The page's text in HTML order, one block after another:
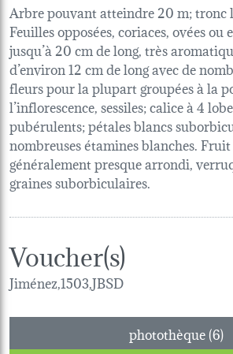
Arbre pouvant atteindre 20 m; tronc
Feuilles opposées, coriaces, ovées
jusqu’à 20 cm de long, très
d’environ 12 cm de long avec de
fleurs pour la plupart groupées à la
l’inflorescence, sessiles; calice à 4
pubérulents; pétales blancs
nombreuses étamines blanches.
généralement presque arrondi,
graines suborbiculaires.
Voucher(s)
Jiménez,1503,JBSD
photothèque (6)